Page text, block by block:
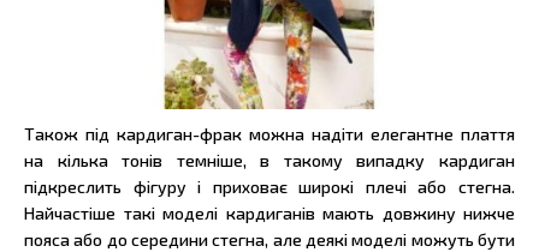
Також під кардиган-фрак можна надіти елегантне плаття
на кілька тонів темніше, в такому випадку кардиган
підкреслить фігуру і приховає широкі плечі або стегна.
Найчастіше такі моделі кардиганів мають довжину нижче
пояса або до середини стегна, але деякі моделі можуть бути